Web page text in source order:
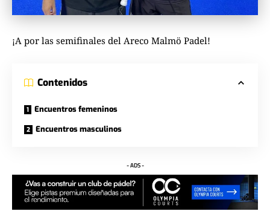
¡A por las semifinales del Areco Malmö Padel!
Contenidos
Encuentros femeninos
Encuentros masculinos
- ADS -